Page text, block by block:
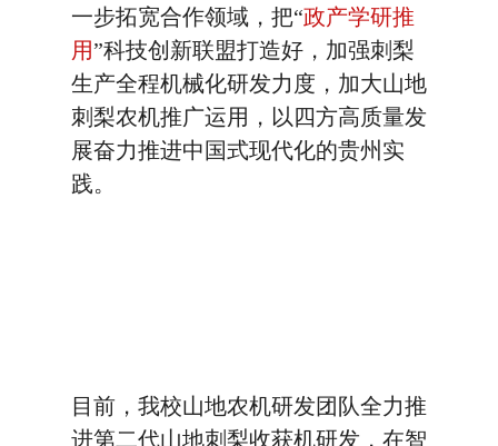
一步拓宽合作领域，把“政产学研推
用”科技创新联盟打造好，加强刺梨
生产全程机械化研发力度，加大山地
刺梨农机推广运用，以四方高质量发
展奋力推进中国式现代化的贵州实
践。
目前，我校山地农机研发团队全力推
进第二代山地刺梨收获机研发，在智